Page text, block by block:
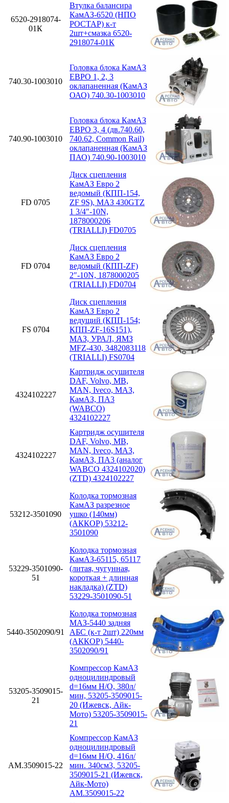
6520-2918074-
01К
Втулка балансира
КамАЗ-6520 (НПО
РОСТАР) к-т
2шт+смазка 6520-
2918074-01К
740.30-1003010
Головка блока КамАЗ
ЕВРО 1, 2, 3
оклапаненная (КамАЗ
ОАО) 740.30-1003010
740.90-1003010
Головка блока КамАЗ
ЕВРО 3, 4 (дв.740.60,
740.62, Common Rail)
оклапаненная (КамАЗ
ПАО) 740.90-1003010
FD 0705
Диск сцепления
КамАЗ Евро 2
ведомый (КПП-154,
ZF 9S), МАЗ 430GTZ
1 3/4″-10N,
1878000206
(TRIALLI) FD0705
FD 0704
Диск сцепления
КамАЗ Евро 2
ведомый (КПП-ZF)
2″-10N, 1878000205
(TRIALLI) FD0704
FS 0704
Диск сцепления
КамАЗ Евро 2
ведущий (КПП-154;
КПП-ZF-16S151),
МАЗ, УРАЛ, ЯМЗ
MFZ-430, 3482083118
(TRIALLI) FS0704
4324102227
Картридж осушителя
DAF, Volvo, MB,
MAN, Iveco, МАЗ,
КамАЗ, ПА3
(WABCO)
4324102227
4324102227
Картридж осушителя
DAF, Volvo, MB,
MAN, Iveco, МАЗ,
КамАЗ, ПА3 (аналог
WABCO 4324102020)
(ZTD) 4324102227
53212-3501090
Колодка тормозная
КамАЗ разрезное
ушко (140мм)
(АККОР) 53212-
3501090
53229-3501090-
51
Колодка тормозная
КамАЗ-65115, 65117
(литая, чугунная,
короткая + длинная
накладка) (ZTD)
53229-3501090-51
5440-3502090/91
Колодка тормозная
МАЗ-5440 задняя
АБС (к-т 2шт) 220мм
(АККОР) 5440-
3502090/91
53205-3509015-
21
Компрессор КамАЗ
одноцилиндровый
d=16мм Н/О, 380л/
мин, 53205-3509015-
20 (Ижевск, Айк-
Мото) 53205-3509015-
21
АМ.3509015-22
Компрессор КамАЗ
одноцилиндровый
d=16мм Н/О, 416л/
мин. 340см3, 53205-
3509015-21 (Ижевск,
Айк-Мото)
АМ.3509015-22